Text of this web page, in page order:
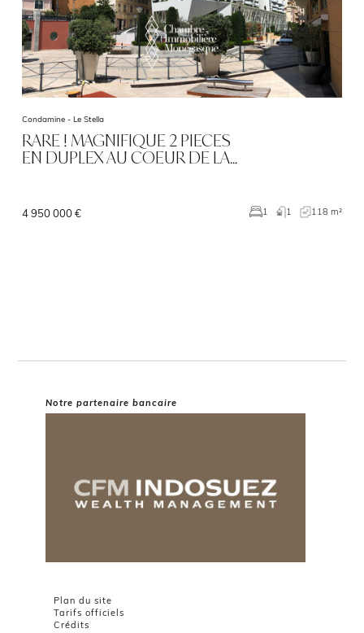
Condamine - Le Stella
RARE ! MAGNIFIQUE 2 PIECES
EN DUPLEX AU COEUR DE LA…
4 950 000 € 1 1 118 m²
Notre partenaire bancaire
Plan du site
Tarifs officiels
Crédits